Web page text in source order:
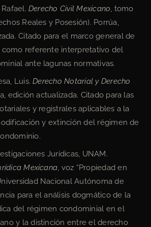
Derecho Civil Mexicano , tomo
Reales y Posesión). Porrúa,
Citado para el marco general de
como referente interpretativo del
ante lagunas normativas.
Luis.Derecho Notarial y Derecho
edición actualizada. Citado para las
y registrales aplicables a la
y extinción del régimen de
Jurídicas, UNAM.
Mexicana , voz “Propiedad en
Nacional Autónoma de
para el análisis dogmático de la
del régimen condominial en el
y la distinción entre el derecho